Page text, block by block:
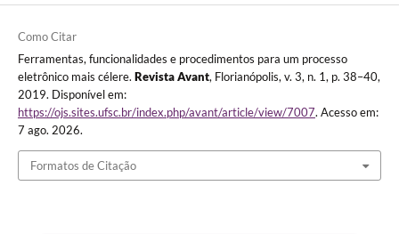
Como Citar
Ferramentas, funcionalidades e procedimentos para um processo
eletrônico mais célere. Revista Avant, Florianópolis, v. 3, n. 1, p. 38–40,
2019. Disponível em:
https://ojs.sites.ufsc.br/index.php/avant/article/view/7007. Acesso em:
7 ago. 2026.
Formatos de Citação